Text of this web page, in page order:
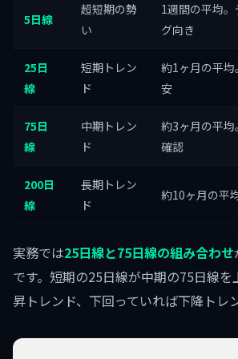
5日線
超短期の勢
い
1週間の平均
グ向き
25日
線
短期トレン
ド
約1ヶ月の平
安
75日
線
中期トレン
ド
約3ヶ月の平
確認
200日
線
長期トレン
ド
約10ヶ月の平
実務では25日線と75日線の組み合わせ
です。短期の25日線が中期の75日線を
昇トレンド、下回っていれば下降トレ